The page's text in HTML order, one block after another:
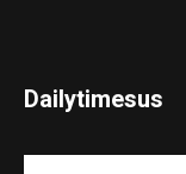
Dailytimesus